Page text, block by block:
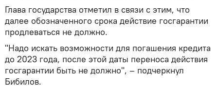
Глава государства отметил в связи с этим, что
далее обозначенного срока действие госгарантии
продлеваться не должно.
"Надо искать возможности для погашения кредита
до 2023 года, после этой даты переноса действия
госгарантии быть не должно", – подчеркнул
Бибилов.